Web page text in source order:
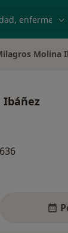
de ciudad
Molina
Ibáñez